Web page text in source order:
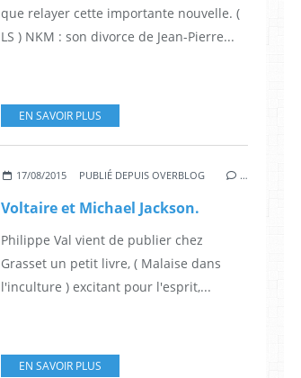
que relayer cette importante nouvelle. (
LS ) NKM : son divorce de Jean-Pierre...
EN SAVOIR PLUS
17/08/2015 PUBLIÉ DEPUIS OVERBLOG …
Voltaire et Michael Jackson.
Philippe Val vient de publier chez
Grasset un petit livre, ( Malaise dans
l'inculture ) excitant pour l'esprit,...
EN SAVOIR PLUS